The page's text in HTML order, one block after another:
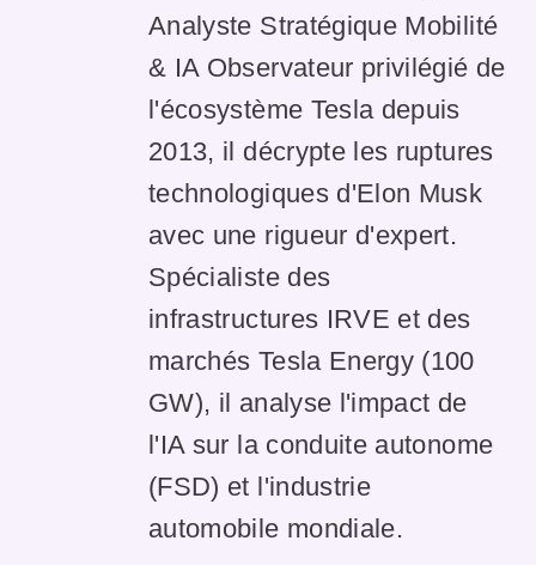
Analyste Stratégique Mobilité
& IA Observateur privilégié de
l'écosystème Tesla depuis
2013, il décrypte les ruptures
technologiques d'Elon Musk
avec une rigueur d'expert.
Spécialiste des
infrastructures IRVE et des
marchés Tesla Energy (100
GW), il analyse l'impact de
l'IA sur la conduite autonome
(FSD) et l'industrie
automobile mondiale.